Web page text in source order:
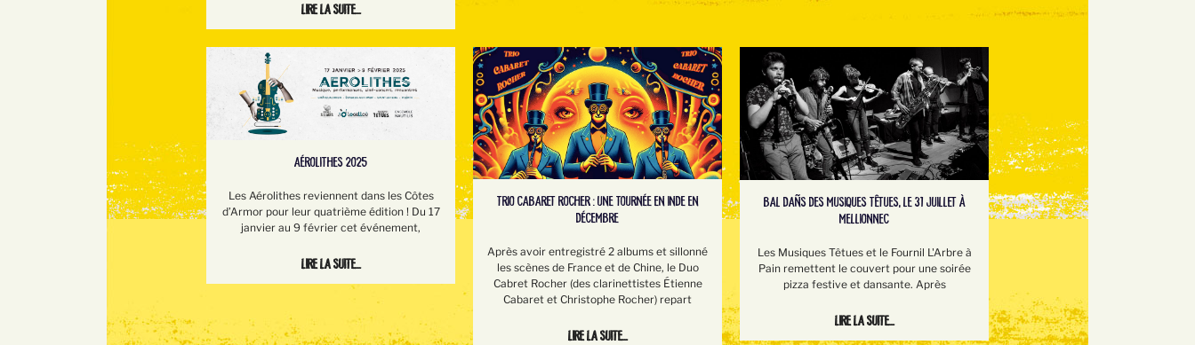
Lire la suite...
AÉROLITHES 2025
Les Aérolithes reviennent dans les Côtes
d’Armor pour leur quatrième édition ! Du 17
janvier au 9 février cet événement,
Lire la suite...
TRIO CABARET ROCHER : UNE TOURNÉE EN INDE EN
DÉCEMBRE
Après avoir entregistré 2 albums et sillonné
les scènes de France et de Chine, le Duo
Cabret Rocher (des clarinettistes Étienne
Cabaret et Christophe Rocher) repart
Lire la suite...
BAL DAÑS DES MUSIQUES TÊTUES, LE 31 JUILLET À
MELLIONNEC
Les Musiques Têtues et le Fournil L'Arbre à
Pain remettent le couvert pour une soirée
pizza festive et dansante. Après
Lire la suite...